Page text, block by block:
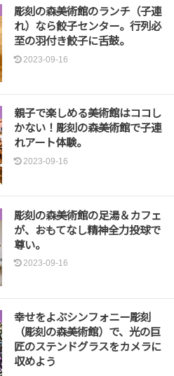
彫刻の森美術館のランチ（子連
れ）なら餃子センター。行列必
至の羽付き餃子に舌鼓。
2023-09-16
親子で楽しめる美術館はココし
かない！彫刻の森美術館で子連
れアート体験。
2023-09-16
彫刻の森美術館の足湯＆カフェ
が、おもてなし精神全力投球で
尊い。
2023-09-16
幸せをよぶシンフォニー彫刻
（彫刻の森美術館）で、光の巨
匠のステンドグラスをカメラに
収めよう